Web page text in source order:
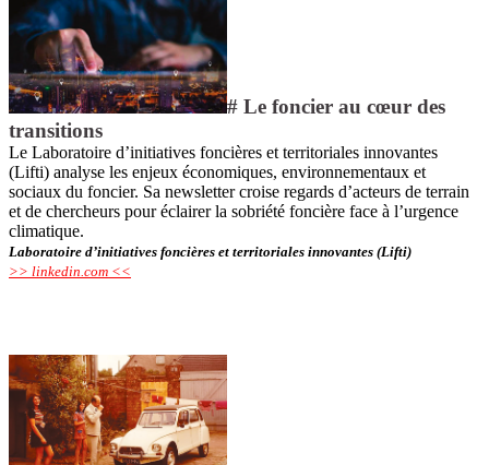
# Le foncier au cœur des
transitions
Le Laboratoire d’initiatives foncières et territoriales innovantes
(Lifti) analyse les enjeux économiques, environnementaux et
sociaux du foncier. Sa newsletter croise regards d’acteurs de terrain
et de chercheurs pour éclairer la sobriété foncière face à l’urgence
climatique.
Laboratoire d’initiatives foncières et territoriales innovantes (Lifti)
>> linkedin.com <<